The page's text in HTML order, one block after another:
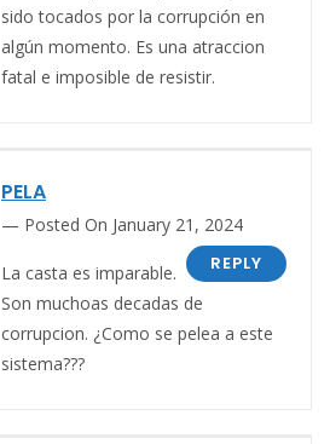
sido tocados por la corrupción en
algún momento. Es una atraccion
fatal e imposible de resistir.
PELA
Posted On January 21, 2024
REPLY
La casta es imparable.
Son muchoas decadas de
corrupcion. ¿Como se pelea a este
sistema???